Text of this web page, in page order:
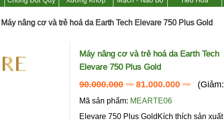
Máy nâng cơ và trẻ hoá da Earth Tech Elevare 750 Plus Gold
Máy nâng cơ và trẻ hoá da Earth Tech
Elevare 750 Plus Gold
90.000.000 81.000.000 (Giảm:
Mã sản phẩm: MEARTE06
Elevare 750 Plus GoldKích thích sản xuất